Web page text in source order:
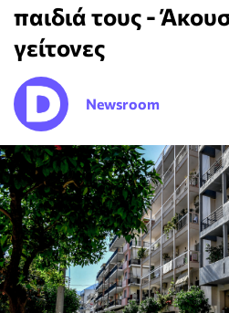
παιδιά τους -
γείτονες
Newsroom